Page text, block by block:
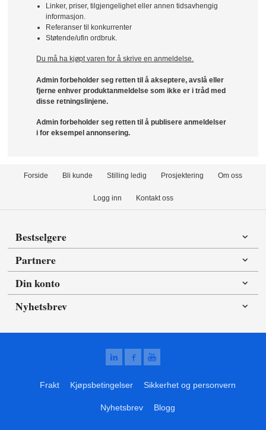
Linker, priser, tilgjengelighet eller annen tidsavhengig
informasjon.
Referanser til konkurrenter
Støtende/ufin ordbruk.
Du må ha kjøpt varen for å skrive en anmeldelse.
Admin forbeholder seg retten til å akseptere, avslå eller
fjerne enhver produktanmeldelse som ikke er i tråd med
disse retningslinjene.
Admin forbeholder seg retten til å publisere anmeldelser
i for eksempel annonsering.
Forside Bli kunde Stilling ledig Prosjektering Om oss
Logg inn Kontakt oss
Bestselgere
Partnere
Din konto
Nyhetsbrev
Frakt Kjøpsbetingelser Sikkerhet og personvern
Nyhetsbrev Blogg